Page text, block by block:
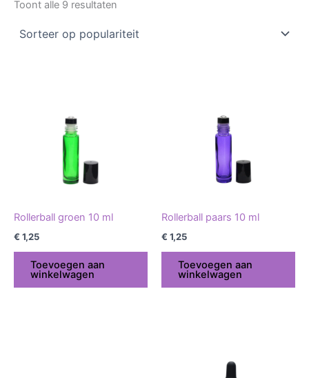
Toont alle 9 resultaten
Rollerball groen 10 ml
€ 1,25
Toevoegen aan
winkelwagen
Rollerball paars 10 ml
€ 1,25
Toevoegen aan
winkelwagen